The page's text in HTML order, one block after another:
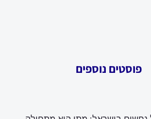
פוסטים נוספים